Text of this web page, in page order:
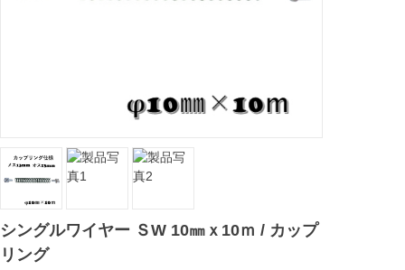
シングルワイヤー ＳW 10㎜ｘ10ｍ / カップ
リング